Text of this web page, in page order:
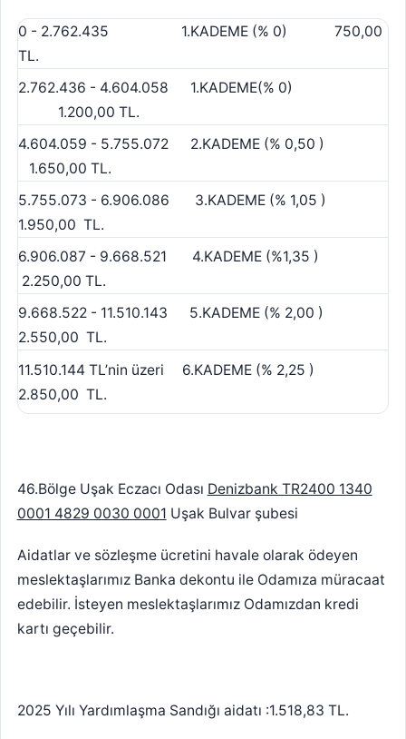
0 - 2.762.435 1.KADEME (% 0) 750,00
TL.
2.762.436 - 4.604.058 1.KADEME(% 0)
1.200,00 TL.
4.604.059 - 5.755.072 2.KADEME (% 0,50 )
1.650,00 TL.
5.755.073 - 6.906.086 3.KADEME (% 1,05 )
1.950,00 TL.
6.906.087 - 9.668.521 4.KADEME (%1,35 )
2.250,00 TL.
9.668.522 - 11.510.143 5.KADEME (% 2,00 )
2.550,00 TL.
11.510.144 TL’nin üzeri 6.KADEME (% 2,25 )
2.850,00 TL.
46.Bölge Uşak Eczacı Odası Denizbank TR2400 1340
0001 4829 0030 0001 Uşak Bulvar şubesi
Aidatlar ve sözleşme ücretini havale olarak ödeyen
meslektaşlarımız Banka dekontu ile Odamıza müracaat
edebilir. İsteyen meslektaşlarımız Odamızdan kredi
kartı geçebilir.
2025 Yılı Yardımlaşma Sandığı aidatı :1.518,83 TL.